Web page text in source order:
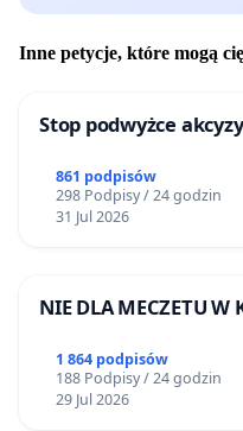
Inne petycje, które mogą
Stop podwyżce
861 podpisów
298 Podpisy / 24 godzin
31 Jul 2026
NIE DLA MECZETU W
1 864 podpisów
188 Podpisy / 24 godzin
29 Jul 2026